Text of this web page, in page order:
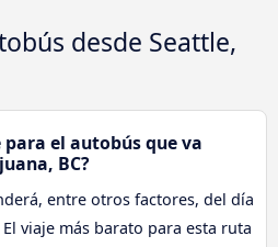
desde Seattle,
el autobús que va
BC?
entre otros factores, del día
viaje más barato para esta ruta